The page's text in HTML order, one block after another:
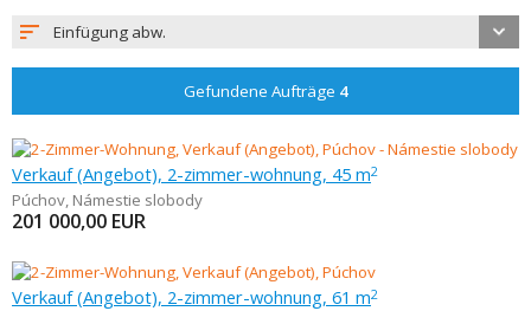
Einfügung abw.
Gefundene Aufträge 4
Verkauf (Angebot), 2-zimmer-wohnung, 45 m2
Púchov, Námestie slobody
201 000,00 EUR
Verkauf (Angebot), 2-zimmer-wohnung, 61 m2